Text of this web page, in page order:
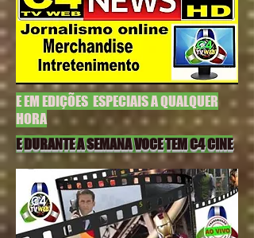
E EM EDIÇÕES ESPECIAIS A QUALQUER
HORA
E DURANTE A SEMANA VOCE TEM C4 CINE